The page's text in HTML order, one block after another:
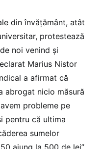
din învățământ, atât
protestează
noi venind și
Marius Nistor
a afirmat că
abrogat nicio măsură
probleme pe
pentru că ultima
sumelor
ajung la 500 de lei”.